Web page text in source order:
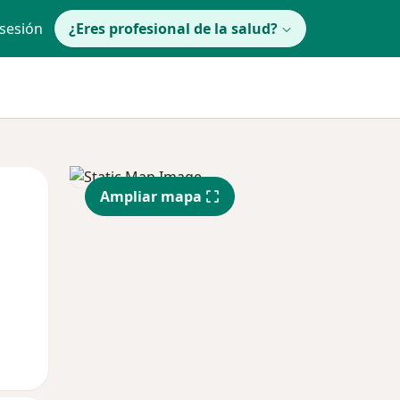
¿Eres profesional de la salud?
Jue
13 Ago
Vie
14 Ago
Ampliar mapa